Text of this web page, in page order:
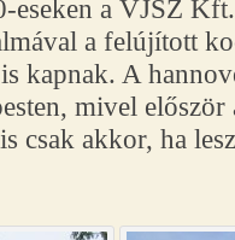
eseken a VJSZ
a felújított
kapnak. A
mivel
csak akkor, ha